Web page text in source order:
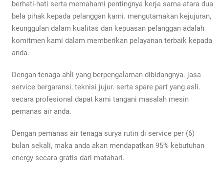
berhati-hati serta memahami pentingnya kerja sama atara dua
bela pihak kepada pelanggan kami. mengutamakan kejujuran,
keunggulan dalam kualitas dan kepuasan pelanggan adalah
komitmen kami dalam memberikan pelayanan terbaik kepada
anda.
Dengan tenaga ahli yang berpengalaman dibidangnya. jasa
service bergaransi, teknisi jujur. serta spare part yang asli.
secara profesional dapat kami tangani masalah mesin
pemanas air anda.
Dengan pemanas air tenaga surya rutin di service per (6)
bulan sekali, maka anda akan mendapatkan 95% kebutuhan
energy secara gratis dari matahari.